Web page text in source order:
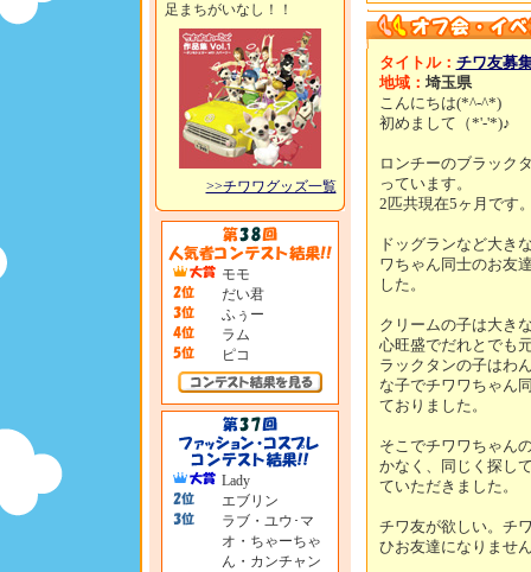
足まちがいなし！！
>>チワワグッズ一覧
モモ
だい君
ふぅー
ラム
ピコ
Lady
エブリン
ラブ・ユウ･マ
オ・ちゃーちゃ
ん・カンチャン
タイトル： チワ友募
地域： 埼玉県
こんにちは(*^-^*)
初めまして（*'‐'*)♪
ロンチーのブラック
っています。
2匹共現在5ヶ月です
ドッグランなど大き
ワちゃん同士のお友
した。
クリームの子は大き
心旺盛でだれとでも
ラックタンの子はわ
な子でチワワちゃん
ておりました。
そこでチワワちゃん
かなく、同じく探し
ていただきました。
チワ友が欲しい。チ
ひお友達になりませ